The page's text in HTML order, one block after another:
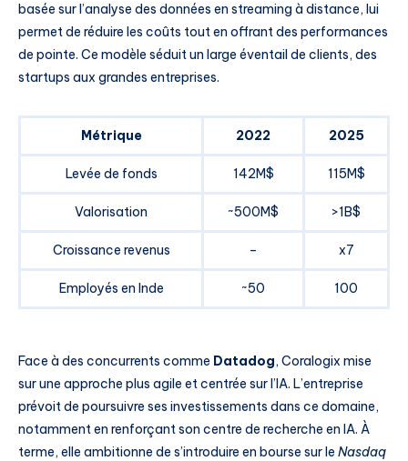
basée sur l’analyse des données en streaming à distance, lui
permet de réduire les coûts tout en offrant des performances
de pointe. Ce modèle séduit un large éventail de clients, des
startups aux grandes entreprises.
Métrique 2022 2025
Levée de fonds 142M$ 115M$
Valorisation ~500M$ >1B$
Croissance revenus – x7
Employés en Inde ~50 100
Face à des concurrents comme Datadog, Coralogix mise
sur une approche plus agile et centrée sur l’IA. L’entreprise
prévoit de poursuivre ses investissements dans ce domaine,
notamment en renforçant son centre de recherche en IA. À
terme, elle ambitionne de s’introduire en bourse sur le Nasdaq